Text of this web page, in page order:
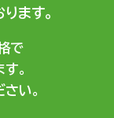
ます。
で
。
い。